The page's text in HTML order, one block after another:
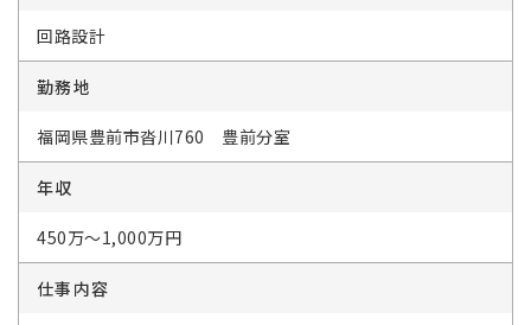
回路設計
勤務地
福岡県豊前市沓川760 豊前分室
年収
450万～1,000万円
仕事内容